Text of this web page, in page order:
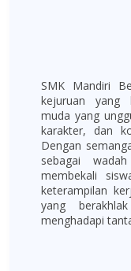
SMK Mandiri
kejuruan yang
muda yang
karakter, dan
Dengan
sebagai
membekali
keterampilan
yang
menghadapi